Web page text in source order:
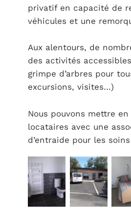
privatif en capacité de
véhicules et une
Aux alentours, de
des activités
grimpe d’arbres pour
excursions, visites…)
Nous pouvons mettre
locataires avec une
d’entraide pour les